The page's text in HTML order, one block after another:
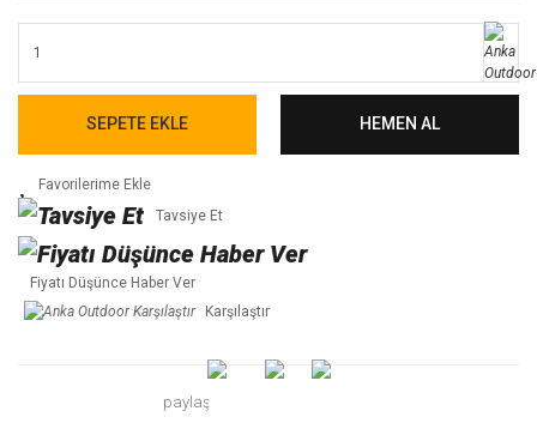
SEPETE EKLE HEMEN AL
Tavsiye Et
Fiyatı Düşünce Haber Ver
Karşılaştır
paylaş